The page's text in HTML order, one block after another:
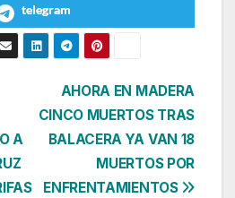
telegram
AHORA EN MADERA
CINCO MUERTOS TRAS
BALACERA YA VAN 18
MUERTOS POR
ENFRENTAMIENTOS
A